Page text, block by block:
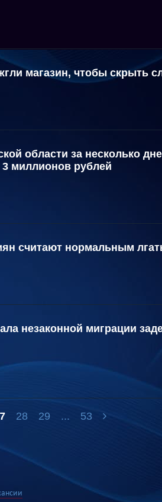
магазин, чтобы скрыть
области за несколько
миллионов рублей
считают нормальным
незаконной миграции
28 29 ... 53